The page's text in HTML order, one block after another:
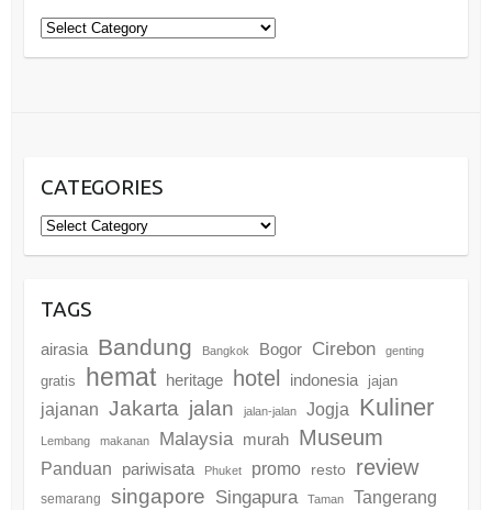
Categories
CATEGORIES
Categories
TAGS
airasia Bandung Bangkok Bogor Cirebon genting
gratis hemat heritage hotel indonesia jajan
jajanan Jakarta jalan jalan-jalan Jogja Kuliner
Lembang makanan Malaysia murah Museum
Panduan pariwisata Phuket promo resto review
semarang singapore Singapura Taman Tangerang